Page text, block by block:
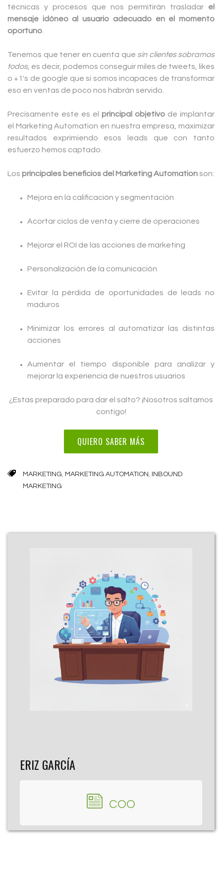
técnicas y procesos que nos permitirán trasladar el
mensaje idóneo al usuario adecuado en el momento
oportuno
Tenemos que tener en cuenta que sin clientes sobramos
todos, es decir, podemos conseguir miles de tweets, likes
o +1's de google que si somos incapaces de transformar
eso en ventas de poco nos habrán servido.
Precisamente este es el principal objetivo de implantar
el Marketing Automation en nuestra empresa, maximizar
resultados exprimiendo esos leads que con tanto
esfuerzo hemos captado.
Los principales beneficios del Marketing Automation son:
Mejora en la calificación y segmentación
Acortar ciclos de venta y cierre de operaciones
Mejorar el ROI de las acciones de marketing
Personalización de la comunicación
Evitar la pérdida de oportunidades de leads no
maduros
Minimizar los errores al automatizar las distintas
acciones
Aumentar el tiempo disponible para analizar y
mejorar la experiencia de nuestros usuarios
¿Estas preparado para dar el salto? ¡Nosotros saltamos
contigo!
QUIERO SABER MÁS
MARKETING, MARKETING AUTOMATION ,
INBOUND
MARKETING
ERIZ GARCÍA
COO